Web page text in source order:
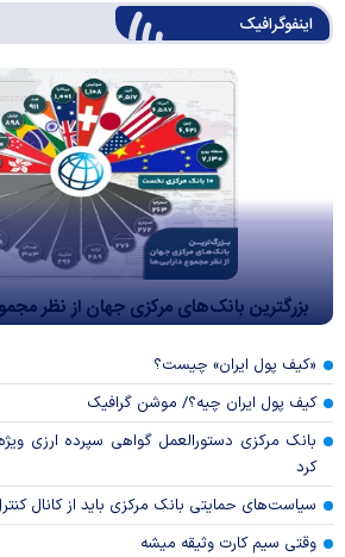
اینفوگرافیک
بزرگترین بانک‌های مرکزی جهان از نظر
«کیف پول ایران» چیست؟
کیف پول ایران چیه؟/ موشن گرافیک
بانک مرکزی دستورالعمل گواهی سپرده ارزی ویژه
کرد
سیاست‌های حمایتی بانک مرکزی باید از کانال
وقتی سیم کارت وثیقه میشه